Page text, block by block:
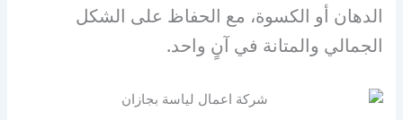
الدهان أو الكسوة، مع الحفاظ على الشكل
الجمالي والمتانة في آنٍ واحد.